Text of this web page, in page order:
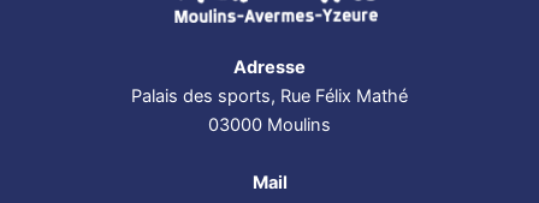
Adresse
Palais des sports, Rue Félix Mathé
03000 Moulins
Mail